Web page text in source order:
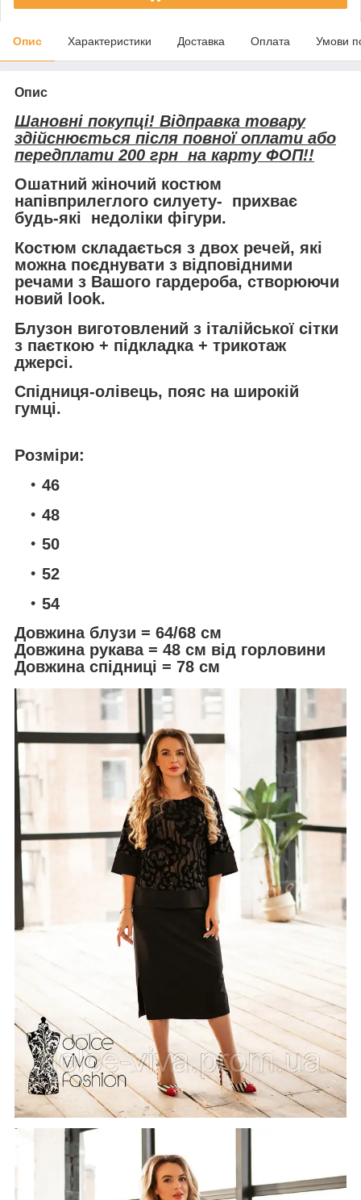
Опис Характеристики Доставка Оплата Умови
Опис
Шановні покупці! Відправка товару
здійснюється після повної оплати або
передплати 200 грн на карту ФОП!!
Ошатний жіночий костюм
напівприлеглого силуету- прихває
будь-які недоліки фігури.
Костюм складається з двох речей, які
можна поєднувати з відповідними
речами з Вашого гардероба, створюючи
новий look.
Блузон виготовлений з італійської сітки
з паєткою + підкладка + трикотаж
джерсі.
Спідниця-олівець, пояс на широкій
гумці.
Розміри:
46
48
50
52
54
Довжина блузи = 64/68 см
Довжина рукава = 48 см від горловини
Довжина спідниці = 78 см